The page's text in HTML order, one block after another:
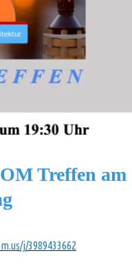
Treffen am
j/3989433662